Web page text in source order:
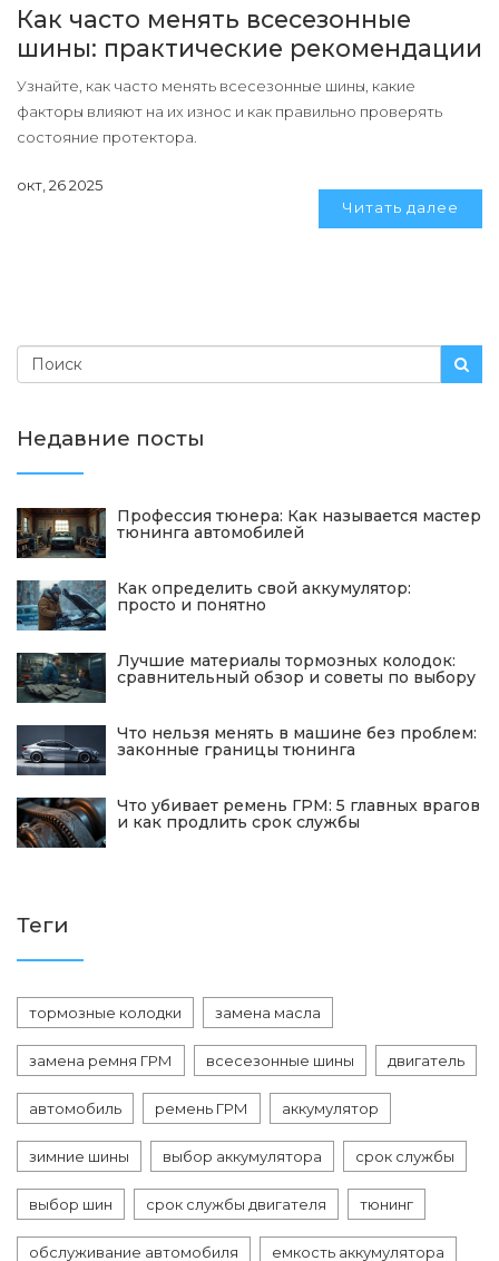
Как часто менять всесезонные
шины: практические рекомендации
Узнайте, как часто менять всесезонные шины, какие
факторы влияют на их износ и как правильно проверять
состояние протектора.
окт, 26 2025
Читать далее
Недавние посты
Профессия тюнера: Как называется мастер
тюнинга автомобилей
Как определить свой аккумулятор:
просто и понятно
Лучшие материалы тормозных колодок:
сравнительный обзор и советы по выбору
Что нельзя менять в машине без проблем:
законные границы тюнинга
Что убивает ремень ГРМ: 5 главных врагов
и как продлить срок службы
Теги
тормозные колодки замена масла
замена ремня ГРМ всесезонные шины двигатель
автомобиль ремень ГРМ аккумулятор
зимние шины выбор аккумулятора срок службы
выбор шин срок службы двигателя тюнинг
обслуживание автомобиля емкость аккумулятора